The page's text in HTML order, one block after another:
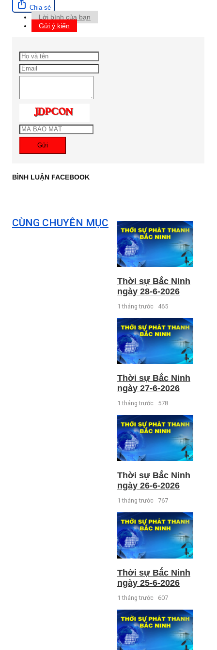
Chia sẻ
Lời bình của bạn
Gửi ý kiến
Gửi
BÌNH LUẬN FACEBOOK
CÙNG CHUYÊN MỤC
Thời sự Bắc Ninh
ngày 28-6-2026
1 tháng trước 465
Thời sự Bắc Ninh
ngày 27-6-2026
1 tháng trước 578
Thời sự Bắc Ninh
ngày 26-6-2026
1 tháng trước 767
Thời sự Bắc Ninh
ngày 25-6-2026
1 tháng trước 607